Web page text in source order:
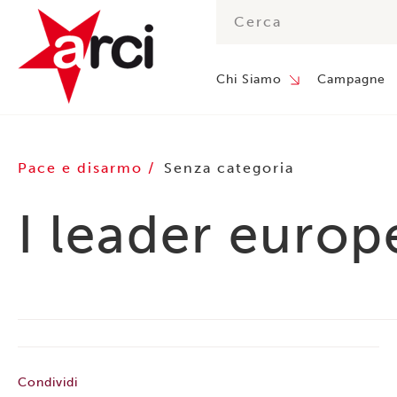
Chi Siamo Campagne
Pace e disarmo Senza categoria
I leader
Condividi